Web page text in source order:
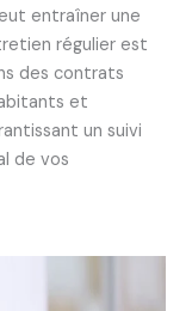
entraîner une
régulier est
des contrats
et
un suivi
de vos